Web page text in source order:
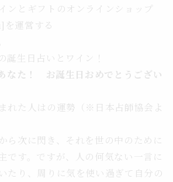
ンとギフトのオンラインショップ
運営する
誕生日占いとワイン！
なた！ お誕生日おめでとうござい
れた人はの運勢（※日本占師協会よ
ら次に閃き、それを世の中のために
です。ですが、人の何気ない一言に
たり、周りに気を使い過ぎて自分の